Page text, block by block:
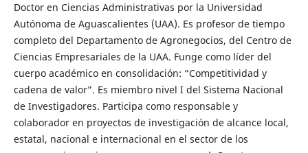
Doctor en Ciencias Administrativas por la Universidad
Autónoma de Aguascalientes (UAA). Es profesor de tiempo
completo del Departamento de Agronegocios, del Centro de
Ciencias Empresariales de la UAA. Funge como líder del
cuerpo académico en consolidación: “Competitividad y
cadena de valor”. Es miembro nivel I del Sistema Nacional
de Investigadores. Participa como responsable y
colaborador en proyectos de investigación de alcance local,
estatal, nacional e internacional en el sector de los